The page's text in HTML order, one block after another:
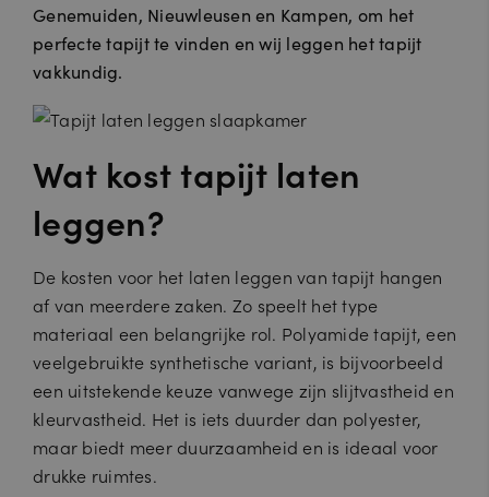
Genemuiden, Nieuwleusen en Kampen, om het
perfecte tapijt te vinden en wij leggen het tapijt
vakkundig.
Wat kost tapijt laten
leggen?
De kosten voor het laten leggen van tapijt hangen
af van meerdere zaken. Zo speelt het type
materiaal een belangrijke rol. Polyamide tapijt, een
veelgebruikte synthetische variant, is bijvoorbeeld
een uitstekende keuze vanwege zijn slijtvastheid en
kleurvastheid. Het is iets duurder dan polyester,
maar biedt meer duurzaamheid en is ideaal voor
drukke ruimtes.